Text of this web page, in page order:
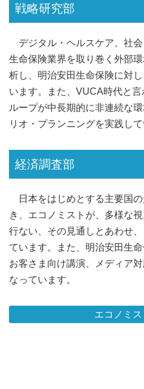
戦略研究部
デジタル・ヘルスケア、社
生命保険業界を取り巻く外部
析し、明治安田生命保険に対
います。また、VUCA時代と
ループが中長期的に非連続な
リオ・プランニングを実践して
経済調査部
日本をはじめとする主要国
き、エコノミストが、多様な
行ない、その見通しとあわせ
ています。また、明治安田生
お客さま向け講演、メディア
なっています。
エコノミ